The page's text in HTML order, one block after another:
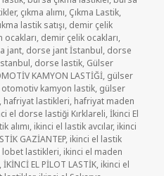
, çıkma alımı, Çıkma Lastik,
lastik satışı, demir çelik
ocakları, demir çelik ocakları,
jant, dorse jant İstanbul, dorse
, dorse lastik, Gülser
KAMYON LASTİĞİ, gülser
kamyon lastik, gülser
, hafriyat lastikleri, hafriyat maden
el dorse lastiği Kırklareli,İkinci El
alımı, ikinci el lastik avcılar, ikinci
GAZİANTEP, ikinci el lastik
lobet lastikleri, ikinci el maden
,İKİNCİ EL PİLOT LASTİK, ikinci el